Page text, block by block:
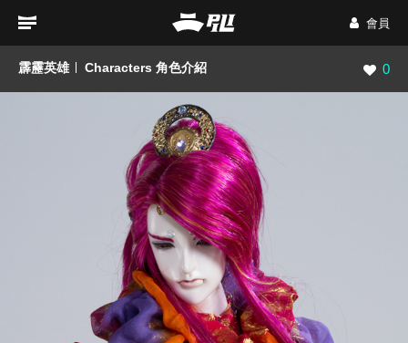
會員
霹靂英雄 Characters 角色介紹 瀏覽
0